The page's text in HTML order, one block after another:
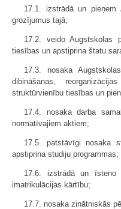
17.1. izstrādā un
grozījumus tajā;
17.2. veido Augstskolas
tiesības un apstiprina štatu
17.3. nosaka
dibināšanas,
struktūrvienību tiesības un
17.4. nosaka darba
normatīvajiem aktiem;
17.5. patstāvīgi nosaka
apstiprina studiju programmas;
17.6. izstrādā un īsteno
imatrikulācijas kārtību;
17.7. nosaka zinātniskās